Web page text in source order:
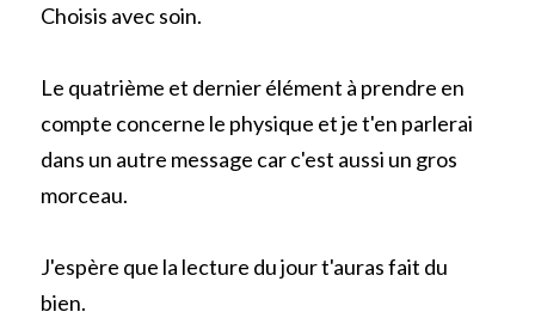
Choisis avec soin.
Le quatrième et dernier élément à prendre en
compte concerne le physique et je t'en parlerai
dans un autre message car c'est aussi un gros
morceau.
J'espère que la lecture du jour t'auras fait du
bien.